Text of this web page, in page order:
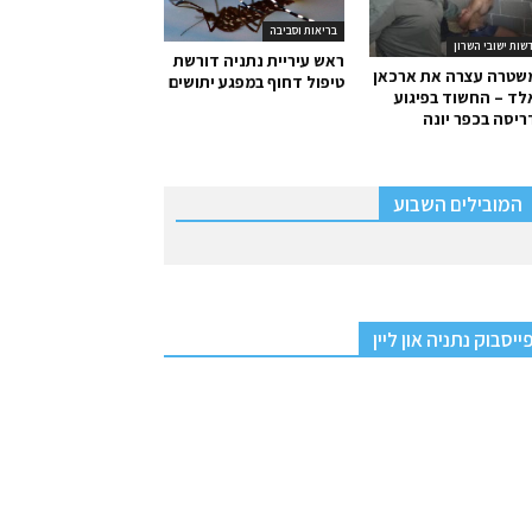
בריאות וסביבה
ראש עיריית נתניה דורשת
טיפול דחוף במפגע יתושים
ישובי השרון
עצרה את ארכאן
– החשוד בפיגוע
בכפר יונה
המובילים השבוע
פייסבוק נתניה און ליין